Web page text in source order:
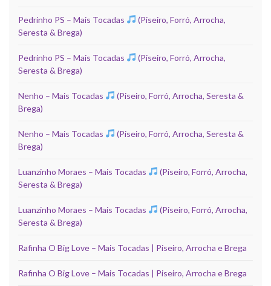
Pedrinho PS – Mais Tocadas
(Piseiro, Forró, Arrocha,
Seresta & Brega)
Pedrinho PS – Mais Tocadas
(Piseiro, Forró, Arrocha,
Seresta & Brega)
Nenho – Mais Tocadas
(Piseiro, Forró, Arrocha, Seresta &
Brega)
Nenho – Mais Tocadas
(Piseiro, Forró, Arrocha, Seresta &
Brega)
Luanzinho Moraes – Mais Tocadas
(Piseiro, Forró, Arrocha,
Seresta & Brega)
Luanzinho Moraes – Mais Tocadas
(Piseiro, Forró, Arrocha,
Seresta & Brega)
Rafinha O Big Love – Mais Tocadas | Piseiro, Arrocha e Brega
Rafinha O Big Love – Mais Tocadas | Piseiro, Arrocha e Brega